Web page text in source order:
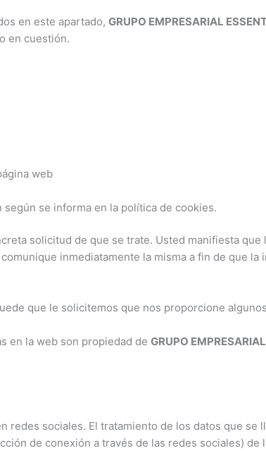
en este apartado, GRUPO EMPRESARIAL
en cuestión.
web
según se informa en la política de cookies.
solicitud de que se trate. Usted manifiesta que
inmediatamente la misma a fin de que la
que le solicitemos que nos proporcione
en la web son propiedad de GRUPO
redes sociales. El tratamiento de los datos que se
de conexión a través de las redes sociales) de